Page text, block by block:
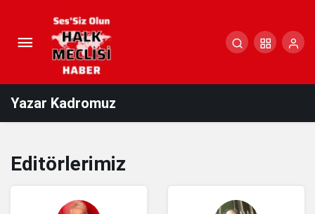
Yazar Kadromuz
Editörlerimiz